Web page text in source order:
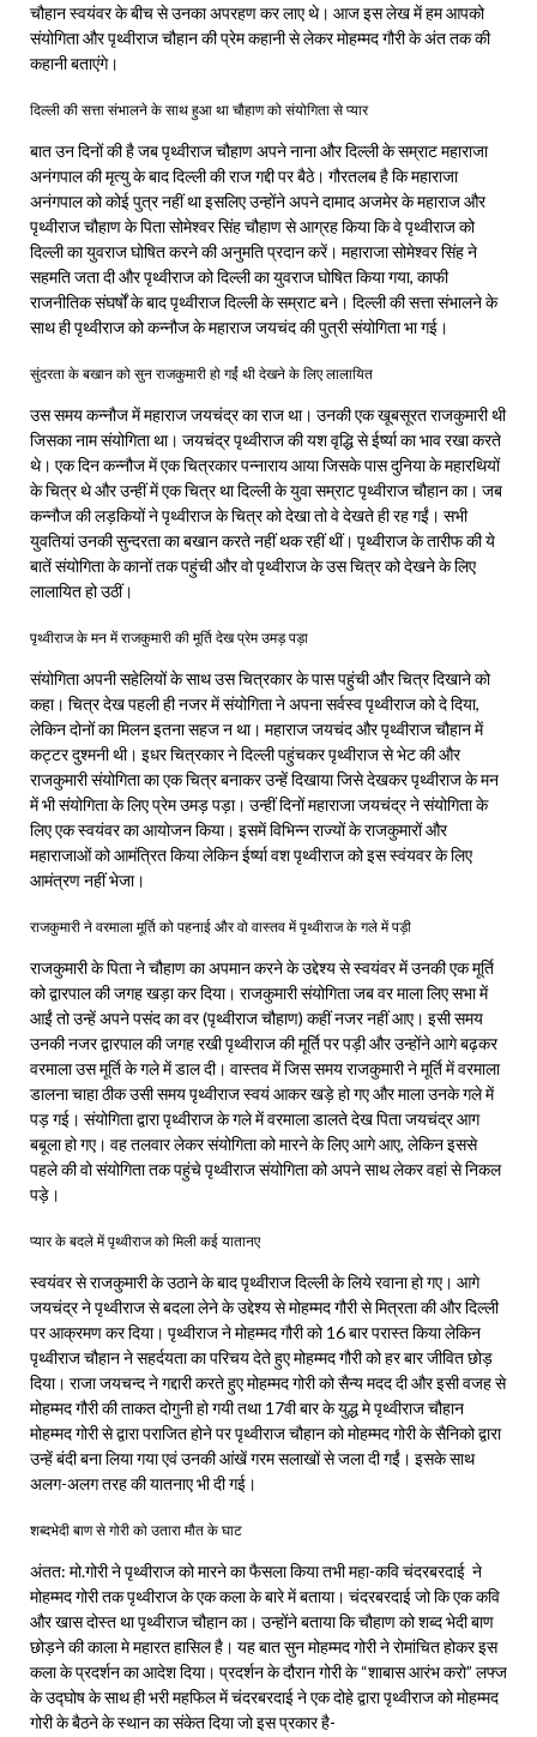
चौहान स्वयंवर के बीच से उनका अपरहण कर लाए थे। आज इस लेख में हम आपको
संयोगिता और पृथ्वीराज चौहान की प्रेम कहानी से लेकर मोहम्मद गौरी के अंत तक की
कहानी बताएंगे।
दिल्ली की सत्ता संभालने के साथ हुआ था चौहाण को संयोगिता से प्यार
बात उन दिनों की है जब पृथ्वीराज चौहाण अपने नाना और दिल्ली के सम्राट महाराजा
अनंगपाल की मृत्यु के बाद दिल्ली की राज गद्दी पर बैठे। गौरतलब है कि महाराजा
अनंगपाल को कोई पुत्र नहीं था इसलिए उन्होंने अपने दामाद अजमेर के महाराज और
पृथ्वीराज चौहाण के पिता सोमेश्वर सिंह चौहाण से आग्रह किया कि वे पृथ्वीराज को
दिल्ली का युवराज घोषित करने की अनुमति प्रदान करें। महाराजा सोमेश्वर सिंह ने
सहमति जता दी और पृथ्वीराज को दिल्ली का युवराज घोषित किया गया, काफी
राजनीतिक संघर्षों के बाद पृथ्वीराज दिल्ली के सम्राट बने। दिल्ली की सत्ता संभालने के
साथ ही पृथ्वीराज को कन्नौज के महाराज जयचंद की पुत्री संयोगिता भा गई।
सुंदरता के बखान को सुन राजकुमारी हो गईं थी देखने के लिए लालायित
उस समय कन्नौज में महाराज जयचंद्र का राज था। उनकी एक खूबसूरत राजकुमारी थी
जिसका नाम संयोगिता था। जयचंद्र पृथ्वीराज की यश वृद्धि से ईर्ष्या का भाव रखा करते
थे। एक दिन कन्नौज में एक चित्रकार पन्नाराय आया जिसके पास दुनिया के महारथियों
के चित्र थे और उन्हीं में एक चित्र था दिल्ली के युवा सम्राट पृथ्वीराज चौहान का। जब
कन्नौज की लड़कियों ने पृथ्वीराज के चित्र को देखा तो वे देखते ही रह गईं। सभी
युवतियां उनकी सुन्दरता का बखान करते नहीं थक रहीं थीं। पृथ्वीराज के तारीफ की ये
बातें संयोगिता के कानों तक पहुंची और वो पृथ्वीराज के उस चित्र को देखने के लिए
लालायित हो उठीं।
पृथ्वीराज के मन में राजकुमारी की मूर्ति देख प्रेम उमड़ पड़ा
संयोगिता अपनी सहेलियों के साथ उस चित्रकार के पास पहुंची और चित्र दिखाने को
कहा। चित्र देख पहली ही नजर में संयोगिता ने अपना सर्वस्व पृथ्वीराज को दे दिया,
लेकिन दोनों का मिलन इतना सहज न था। महाराज जयचंद और पृथ्वीराज चौहान में
कट्टर दुश्मनी थी। इधर चित्रकार ने दिल्ली पहुंचकर पृथ्वीराज से भेट की और
राजकुमारी संयोगिता का एक चित्र बनाकर उन्हें दिखाया जिसे देखकर पृथ्वीराज के मन
में भी संयोगिता के लिए प्रेम उमड़ पड़ा। उन्हीं दिनों महाराजा जयचंद्र ने संयोगिता के
लिए एक स्वयंवर का आयोजन किया। इसमें विभिन्न राज्यों के राजकुमारों और
महाराजाओं को आमंत्रित किया लेकिन ईर्ष्या वश पृथ्वीराज को इस स्वंयवर के लिए
आमंत्रण नहीं भेजा।
राजकुमारी ने वरमाला मूर्ति को पहनाई और वो वास्तव में पृथ्वीराज के गले में पड़ी
राजकुमारी के पिता ने चौहाण का अपमान करने के उद्देश्य से स्वयंवर में उनकी एक मूर्ति
को द्वारपाल की जगह खड़ा कर दिया। राजकुमारी संयोगिता जब वर माला लिए सभा में
आईं तो उन्हें अपने पसंद का वर (पृथ्वीराज चौहाण) कहीं नजर नहीं आए। इसी समय
उनकी नजर द्वारपाल की जगह रखी पृथ्वीराज की मूर्ति पर पड़ी और उन्होंने आगे बढ़कर
वरमाला उस मूर्ति के गले में डाल दी। वास्तव में जिस समय राजकुमारी ने मूर्ति में वरमाला
डालना चाहा ठीक उसी समय पृथ्वीराज स्वयं आकर खड़े हो गए और माला उनके गले में
पड़ गई। संयोगिता द्वारा पृथ्वीराज के गले में वरमाला डालते देख पिता जयचंद्र आग
बबूला हो गए। वह तलवार लेकर संयोगिता को मारने के लिए आगे आए, लेकिन इससे
पहले की वो संयोगिता तक पहुंचे पृथ्वीराज संयोगिता को अपने साथ लेकर वहां से निकल
पड़े।
प्यार के बदले में पृथ्वीराज को मिली कई यातानए
स्वयंवर से राजकुमारी के उठाने के बाद पृथ्वीराज दिल्ली के लिये रवाना हो गए। आगे
जयचंद्र ने पृथ्वीराज से बदला लेने के उद्देश्य से मोहम्मद गौरी से मित्रता की और दिल्ली
पर आक्रमण कर दिया। पृथ्वीराज ने मोहम्मद गौरी को 16 बार परास्त किया लेकिन
पृथ्वीराज चौहान ने सहर्दयता का परिचय देते हुए मोहम्मद गौरी को हर बार जीवित छोड़
दिया। राजा जयचन्द ने गद्दारी करते हुए मोहम्मद गोरी को सैन्य मदद दी और इसी वजह से
मोहम्मद गौरी की ताकत दोगुनी हो गयी तथा 17वी बार के युद्ध मे पृथ्वीराज चौहान
मोहम्मद गोरी से द्वारा पराजित होने पर पृथ्वीराज चौहान को मोहम्मद गोरी के सैनिको द्वारा
उन्‍हें बंदी बना लिया गया एवं उनकी आंखें गरम सलाखों से जला दी गईं। इसके साथ
अलग-अलग तरह की यातनाए भी दी गई।
शब्दभेदी बाण से गोरी को उतारा मौत के घाट
अंतत: मो.गोरी ने पृथ्वीराज को मारने का फैसला किया तभी महा-कवि चंदरबरदाई ने
मोहम्मद गोरी तक पृथ्वीराज के एक कला के बारे में बताया। चंदरबरदाई जो कि एक कवि
और खास दोस्त था पृथ्वीराज चौहान का। उन्होंने बताया कि चौहाण को शब्द भेदी बाण
छोड़ने की काला मे महारत हासिल है। यह बात सुन मोहम्मद गोरी ने रोमांचित होकर इस
कला के प्रदर्शन का आदेश दिया। प्रदर्शन के दौरान गोरी के “शाबास आरंभ करो” लफ्ज
के उद्घोष के साथ ही भरी महफिल में चंदरबरदाई ने एक दोहे द्वारा पृथ्वीराज को मोहम्मद
गोरी के बैठने के स्थान का संकेत दिया जो इस प्रकार है-